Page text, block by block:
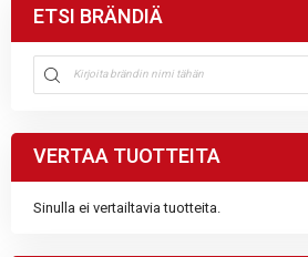
ETSI BRÄNDIÄ
VERTAA TUOTTEITA
Sinulla ei vertailtavia tuotteita.